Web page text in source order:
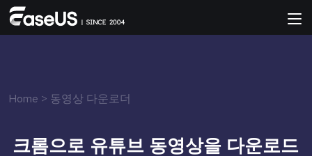
Home > 동영상 다운로더
크롬으로 유튜브 동영상을 다운로드